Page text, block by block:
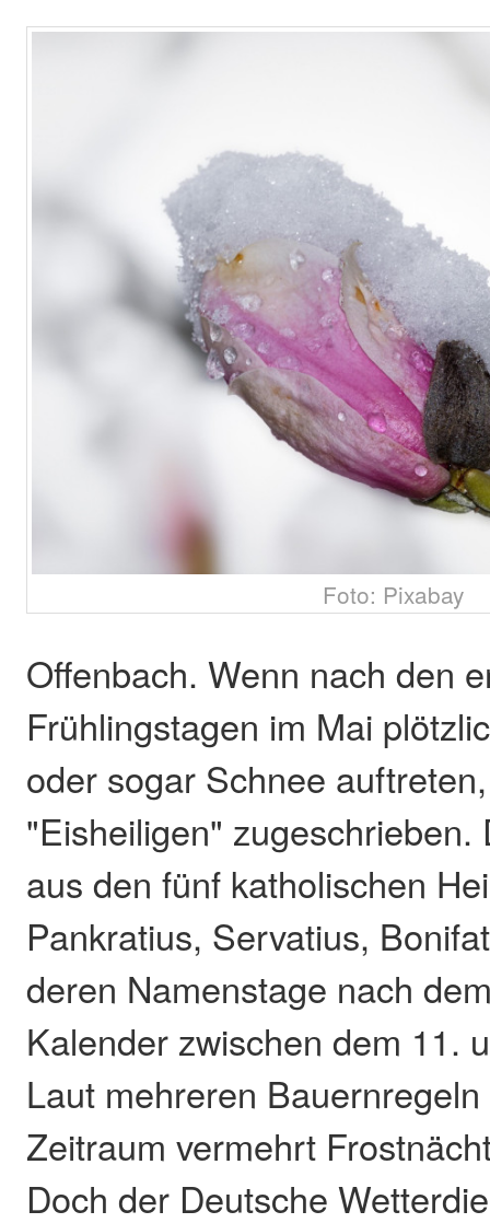
Foto: Pixabay
Offenbach. Wenn nach den
Frühlingstagen im Mai
oder sogar Schnee
"Eisheiligen" zugeschrieben.
aus den fünf katholischen
Pankratius, Servatius,
deren Namenstage nach
Kalender zwischen dem 11.
Laut mehreren
Zeitraum vermehrt
Doch der Deutsche